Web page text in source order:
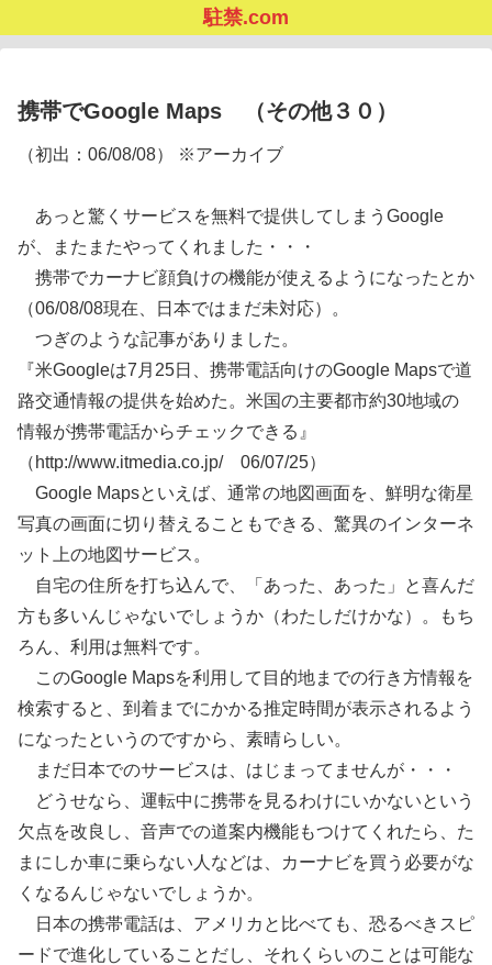
駐禁.com
携帯でGoogle Maps （その他３０）
（初出：06/08/08） ※アーカイブ
あっと驚くサービスを無料で提供してしまうGoogle
が、またまたやってくれました・・・
携帯でカーナビ顔負けの機能が使えるようになったとか
（06/08/08現在、日本ではまだ未対応）。
つぎのような記事がありました。
『米Googleは7月25日、携帯電話向けのGoogle Mapsで道
路交通情報の提供を始めた。米国の主要都市約30地域の
情報が携帯電話からチェックできる』
（http://www.itmedia.co.jp/ 06/07/25）
Google Mapsといえば、通常の地図画面を、鮮明な衛星
写真の画面に切り替えることもできる、驚異のインターネ
ット上の地図サービス。
自宅の住所を打ち込んで、「あった、あった」と喜んだ
方も多いんじゃないでしょうか（わたしだけかな）。もち
ろん、利用は無料です。
このGoogle Mapsを利用して目的地までの行き方情報を
検索すると、到着までにかかる推定時間が表示されるよう
になったというのですから、素晴らしい。
まだ日本でのサービスは、はじまってませんが・・・
どうせなら、運転中に携帯を見るわけにいかないという
欠点を改良し、音声での道案内機能もつけてくれたら、た
まにしか車に乗らない人などは、カーナビを買う必要がな
くなるんじゃないでしょうか。
日本の携帯電話は、アメリカと比べても、恐るべきスピ
ードで進化していることだし、それくらいのことは可能な